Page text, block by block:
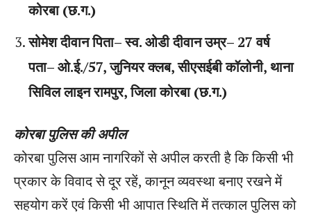
कोरबा (छ.ग.)
सोमेश दीवान पिता– स्व. ओडी दीवान उम्र– 27 वर्ष
पता– ओ.ई./57, जुनियर क्लब, सीएसईबी कॉलोनी, थाना
सिविल लाइन रामपुर, जिला कोरबा (छ.ग.)
कोरबा पुलिस की अपील
कोरबा पुलिस आम नागरिकों से अपील करती है कि किसी भी
प्रकार के विवाद से दूर रहें, कानून व्यवस्था बनाए रखने में
सहयोग करें एवं किसी भी आपात स्थिति में तत्काल पुलिस को